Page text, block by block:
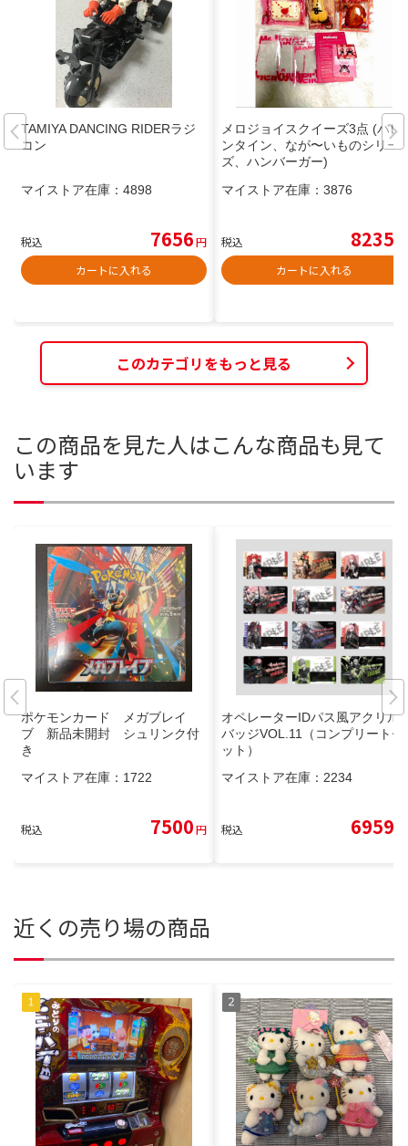
TAMIYA DANCING RIDERラジ
コン
マイストア在庫： 4898
税込 7656円
カートに入れる
メロジョイスクイーズ3点 (バレ
ンタイン、なが〜いものシリー
ズ、ハンバーガー)
マイストア在庫： 3876
税込 8235
カートに入れる
このカテゴリをもっと見る
この商品を見た人はこんな商品も見て
います
ポケモンカード メガブレイ
ブ 新品未開封 シュリンク付
き
マイストア在庫： 1722
税込 7500円
オペレーターIDパス風アクリル
バッジVOL.11（コンプリートセ
ット）
マイストア在庫： 2234
税込 6959
近くの売り場の商品